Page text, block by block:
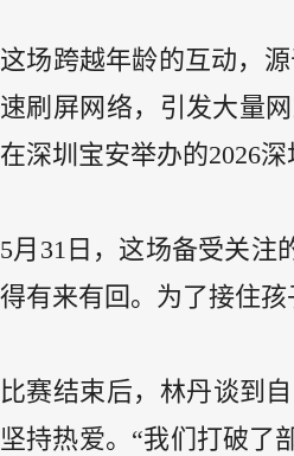
这场跨越年龄的互动，
速刷屏网络，引发大量
在深圳宝安举办的2026
5月31日，这场备受关注
得有来有回。为了接住
比赛结束后，林丹谈到
坚持热爱。“我们打破了